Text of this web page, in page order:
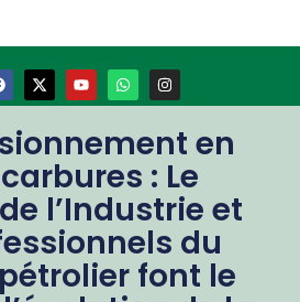
en
: Le
l’Industrie et
du
font le